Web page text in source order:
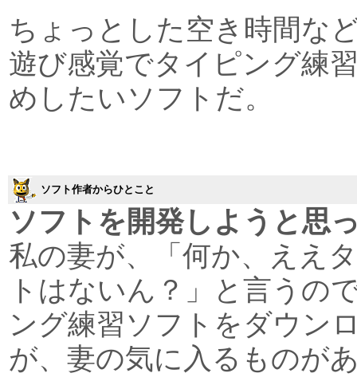
ちょっとした空き時間な
遊び感覚でタイピング練
めしたいソフトだ。
ソフト作者からひとこと
ソフトを開発しようと思
私の妻が、「何か、ええ
トはないん？」と言うの
ング練習ソフトをダウン
が、妻の気に入るものが